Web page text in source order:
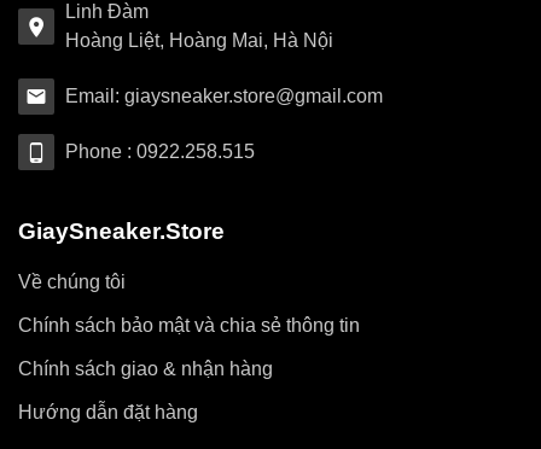
Linh Đàm
Hoàng Liệt, Hoàng Mai, Hà Nội
Email: giaysneaker.store@gmail.com
Phone : 0922.258.515
GiaySneaker.Store
Về chúng tôi
Chính sách bảo mật và chia sẻ thông tin
Chính sách giao & nhận hàng
Hướng dẫn đặt hàng